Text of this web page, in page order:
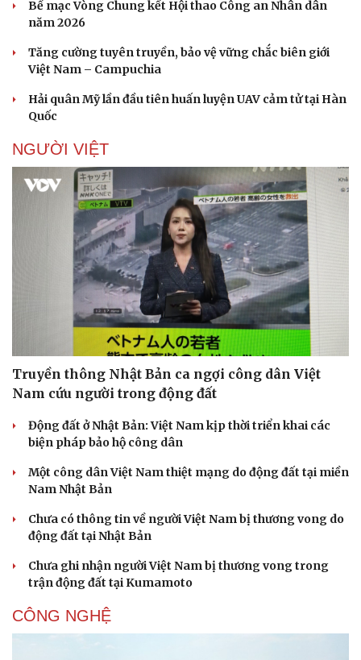
Bế mạc Vòng Chung kết Hội thao Công an Nhân dân
năm 2026
Tăng cường tuyên truyền, bảo vệ vững chắc biên giới
Việt Nam – Campuchia
Hải quân Mỹ lần đầu tiên huấn luyện UAV cảm tử tại Hàn
Quốc
NGƯỜI VIỆT
Truyền thông Nhật Bản ca ngợi công dân Việt
Nam cứu người trong động đất
Động đất ở Nhật Bản: Việt Nam kịp thời triển khai các
biện pháp bảo hộ công dân
Một công dân Việt Nam thiệt mạng do động đất tại miền
Nam Nhật Bản
Chưa có thông tin về người Việt Nam bị thương vong do
động đất tại Nhật Bản
Chưa ghi nhận người Việt Nam bị thương vong trong
trận động đất tại Kumamoto
CÔNG NGHỆ